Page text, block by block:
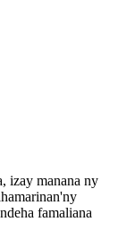
izay manana ny
famaliana